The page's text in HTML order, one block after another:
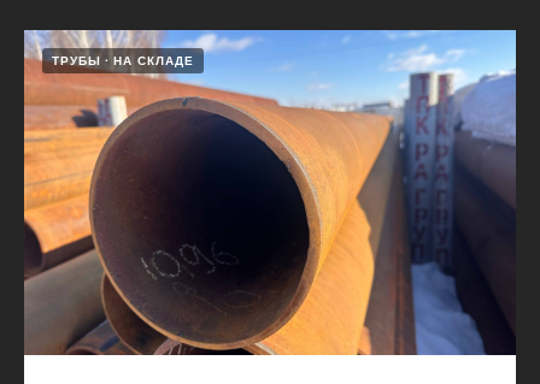
ТРУБЫ НА СКЛАДЕ